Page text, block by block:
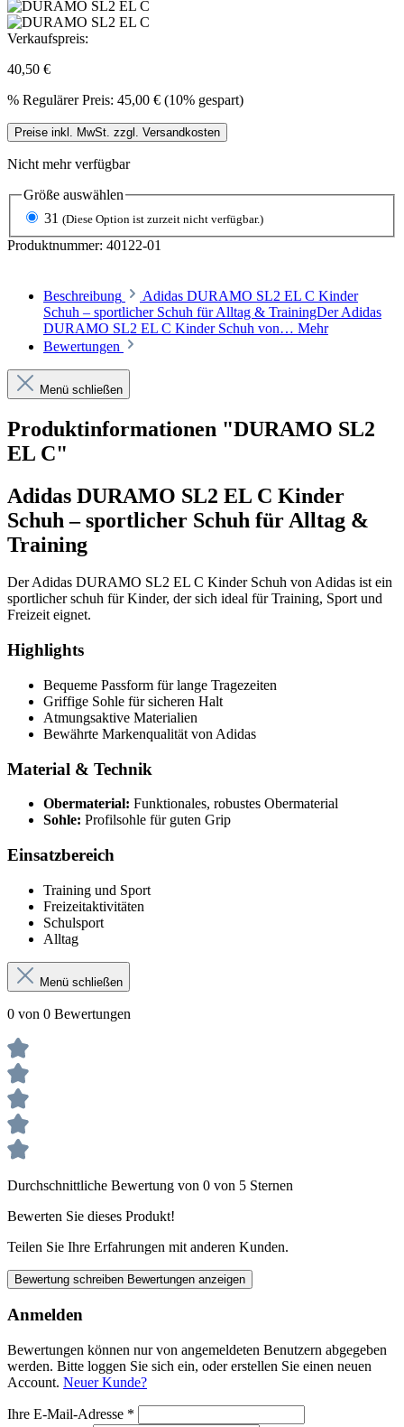
Verkaufspreis:
40,50 €
% Regulärer Preis: 45,00 € (10% gespart)
Preise inkl. MwSt. zzgl. Versandkosten
Nicht mehr verfügbar
Größe auswählen
31 (Diese Option ist zurzeit nicht verfügbar.)
Produktnummer: 40122-01
Beschreibung
Adidas DURAMO SL2 EL C Kinder
Schuh – sportlicher Schuh für Alltag & TrainingDer Adidas
DURAMO SL2 EL C Kinder Schuh von… Mehr
Bewertungen
Menü schließen
Produktinformationen "DURAMO SL2
EL C"
Adidas DURAMO SL2 EL C Kinder
Schuh – sportlicher Schuh für Alltag &
Training
Der Adidas DURAMO SL2 EL C Kinder Schuh von Adidas ist ein
sportlicher schuh für Kinder, der sich ideal für Training, Sport und
Freizeit eignet.
Highlights
Bequeme Passform für lange Tragezeiten
Griffige Sohle für sicheren Halt
Atmungsaktive Materialien
Bewährte Markenqualität von Adidas
Material & Technik
Obermaterial: Funktionales, robustes Obermaterial
Sohle: Profilsohle für guten Grip
Einsatzbereich
Training und Sport
Freizeitaktivitäten
Schulsport
Alltag
Menü schließen
0 von 0 Bewertungen
Durchschnittliche Bewertung von 0 von 5 Sternen
Bewerten Sie dieses Produkt!
Teilen Sie Ihre Erfahrungen mit anderen Kunden.
Bewertung schreiben Bewertungen anzeigen
Anmelden
Bewertungen können nur von angemeldeten Benutzern abgegeben
werden. Bitte loggen Sie sich ein, oder erstellen Sie einen neuen
Account. Neuer Kunde?
Ihre E-Mail-Adresse *